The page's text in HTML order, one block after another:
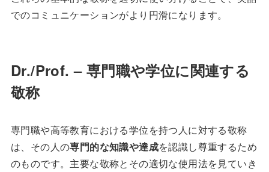
でのコミュニケーションがより円滑になります。
Dr./Prof. – 専門職や学位に関連する
敬称
専門職や高等教育における学位を持つ人に対する敬称
は、その人の専門的な知識や達成を認識し尊重するため
のものです。主要な敬称とその適切な使用法を見ていき